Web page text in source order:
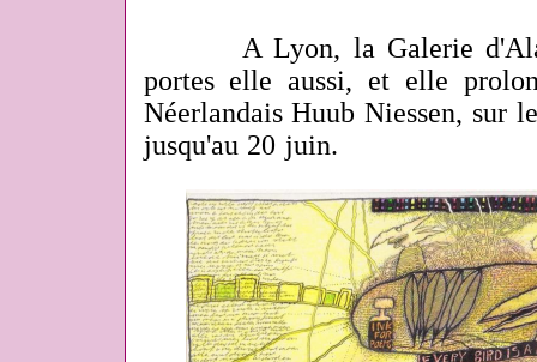
A Lyon, la Galerie
portes elle aussi, et elle
Néerlandais Huub Niessen, sur
jusqu'au 20 juin.